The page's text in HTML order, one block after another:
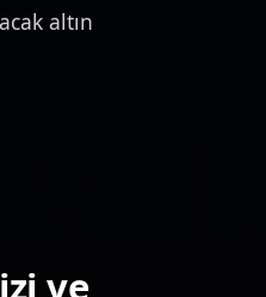
altın
ve